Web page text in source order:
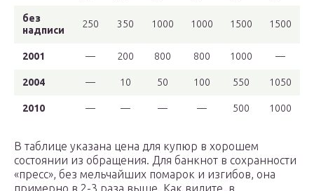
без
надписи
250 350 1000 1000 1500 1500
2001 — 200 800 800 1000 —
2004 — 10 50 100 550 1050
2010 — — — — 500 1000
В таблице указана цена для купюр в хорошем
состоянии из обращения. Для банкнот в сохранности
«пресс», без мельчайших помарок и изгибов, она
примерно в 2-3 раза выше. Как видите, в